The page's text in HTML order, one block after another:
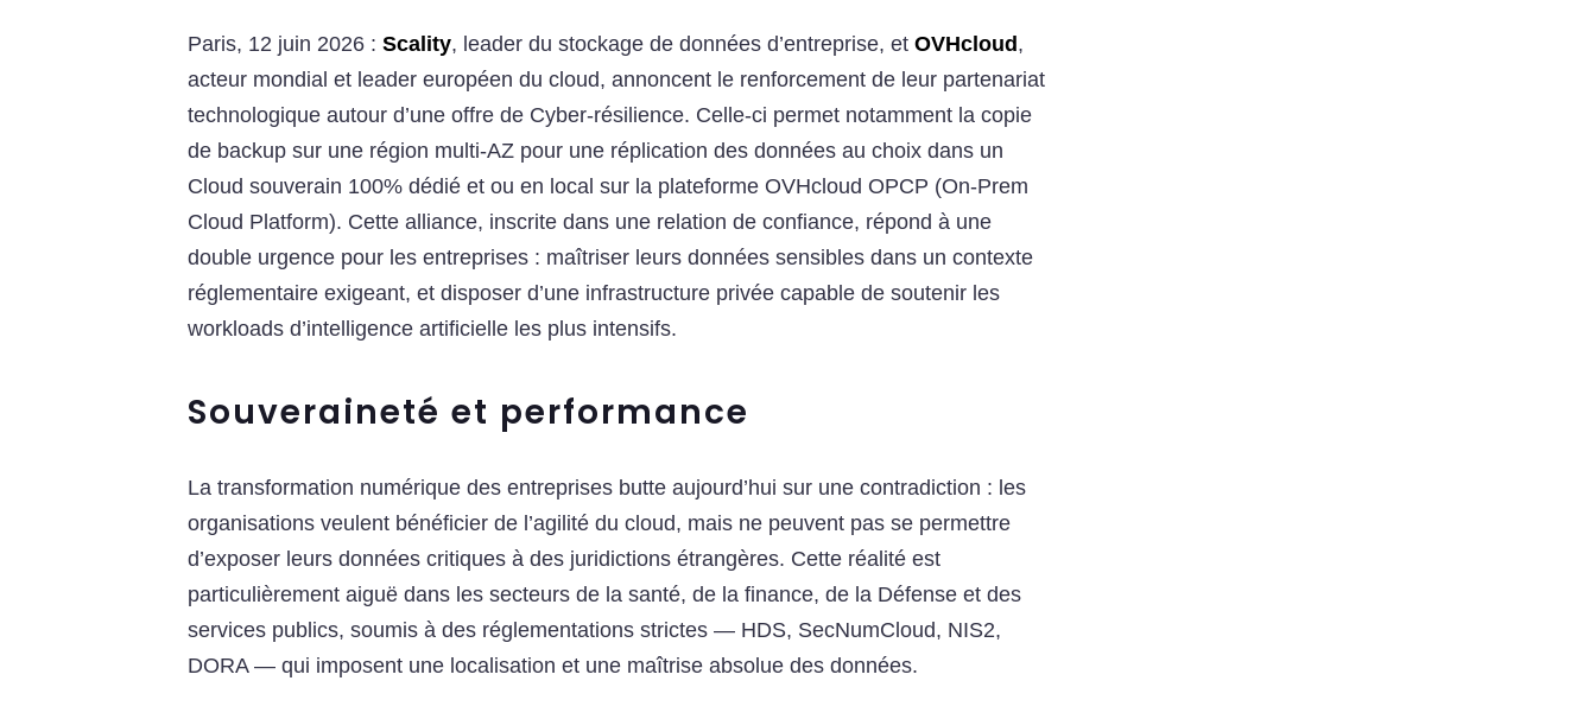
Paris, 12 juin 2026 : Scality, leader du stockage de données d’entreprise, et OVHcloud,
acteur mondial et leader européen du cloud, annoncent le renforcement de leur partenariat
technologique autour d’une offre de Cyber-résilience. Celle-ci permet notamment la copie
de backup sur une région multi-AZ pour une réplication des données au choix dans un
Cloud souverain 100% dédié et ou en local sur la plateforme OVHcloud OPCP (On-Prem
Cloud Platform). Cette alliance, inscrite dans une relation de confiance, répond à une
double urgence pour les entreprises : maîtriser leurs données sensibles dans un contexte
réglementaire exigeant, et disposer d’une infrastructure privée capable de soutenir les
workloads d’intelligence artificielle les plus intensifs.
Souveraineté et performance
La transformation numérique des entreprises butte aujourd’hui sur une contradiction : les
organisations veulent bénéficier de l’agilité du cloud, mais ne peuvent pas se permettre
d’exposer leurs données critiques à des juridictions étrangères. Cette réalité est
particulièrement aiguë dans les secteurs de la santé, de la finance, de la Défense et des
services publics, soumis à des réglementations strictes — HDS, SecNumCloud, NIS2,
DORA — qui imposent une localisation et une maîtrise absolue des données.